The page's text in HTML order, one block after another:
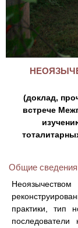
(доклад,
встрече
Общие сведения
практики, тип